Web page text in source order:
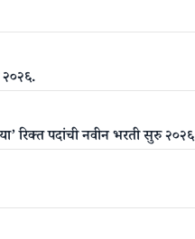
२०२६.
रिक्त पदांची नवीन भरती सुरु २०२६